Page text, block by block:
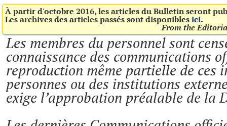
À partir d'octobre 2016, les articles du Bulletin seront
Les archives des articles passés sont disponiblesici.
From the
Les membres du personnel sont
connaissance des communications
reproduction même partielle de ces
personnes ou des institutions
exige l’approbation préalable de la